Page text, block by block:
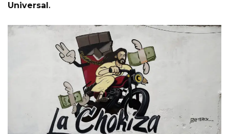
Universal.